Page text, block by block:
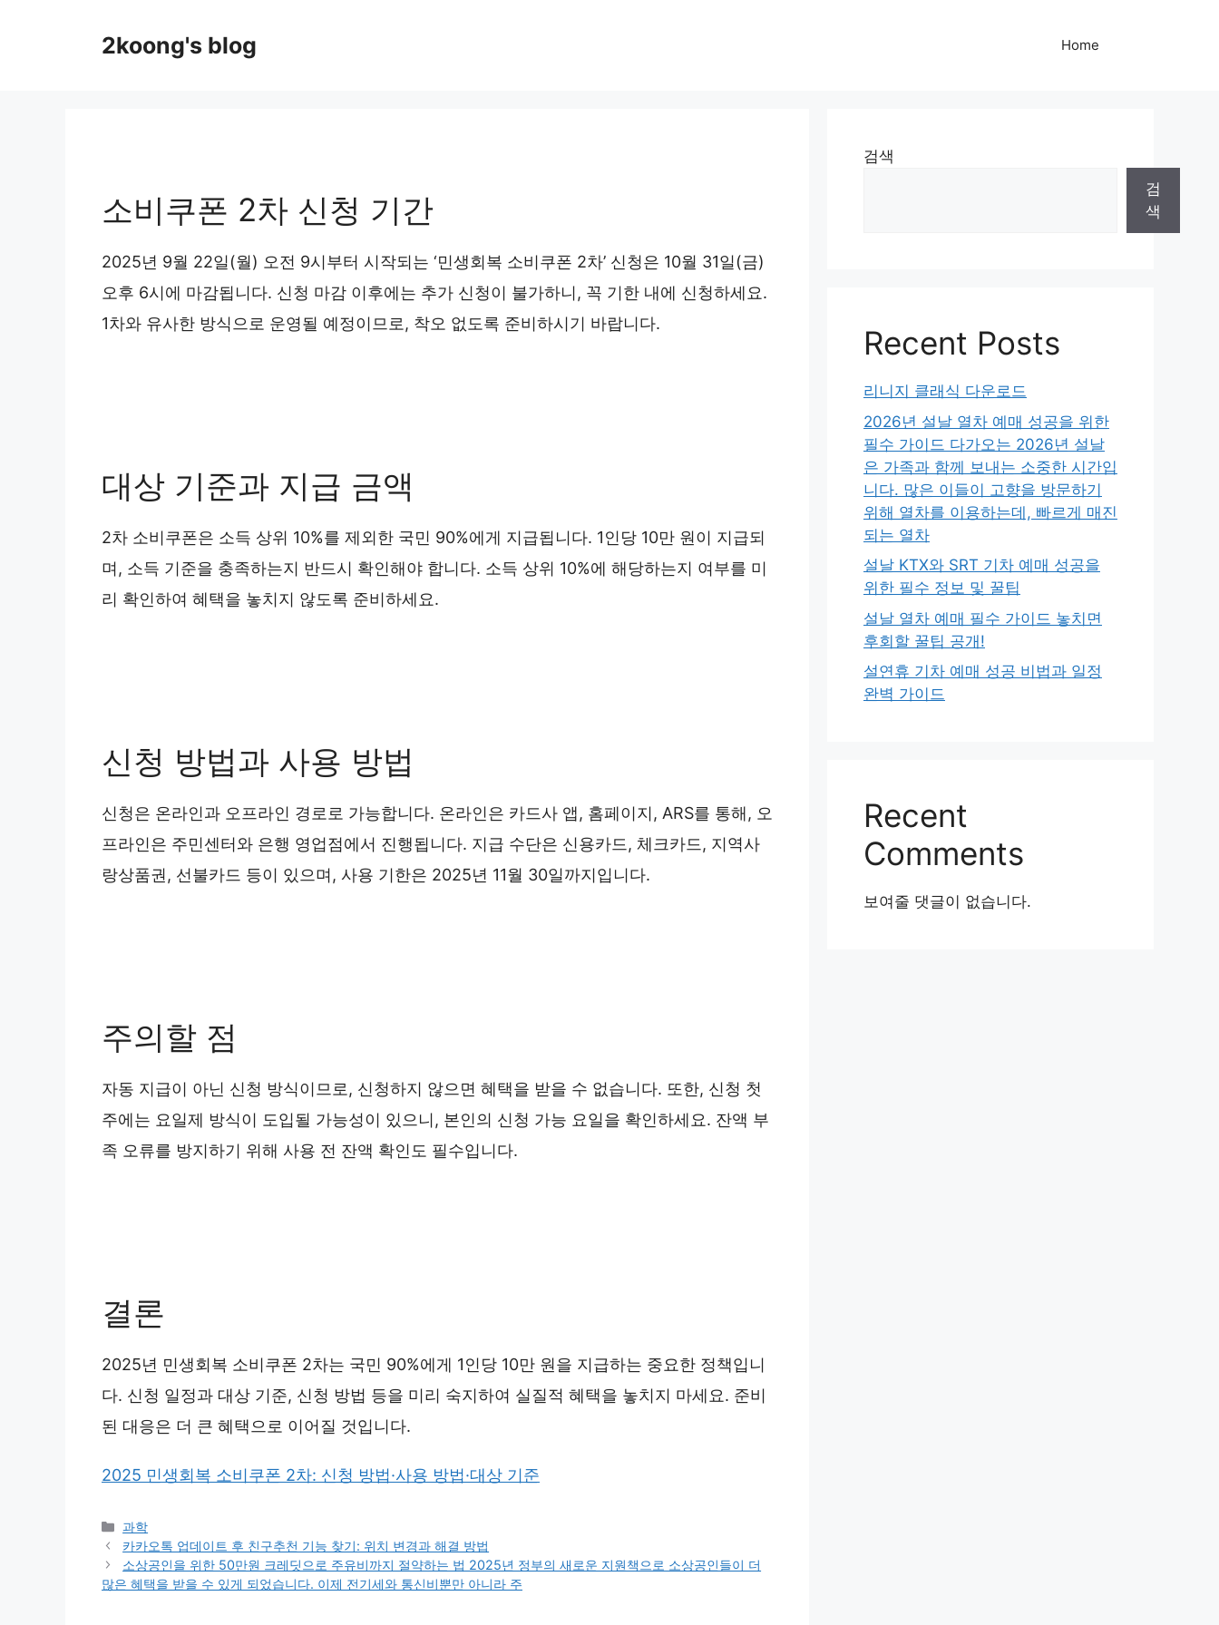
2koong's blog Home
소비쿠폰 2차 신청 기간
2025년 9월 22일(월) 오전 9시부터 시작되는 ‘민생회복 소비쿠폰 2차’ 신청은 10월 31일(금)
오후 6시에 마감됩니다. 신청 마감 이후에는 추가 신청이 불가하니, 꼭 기한 내에 신청하세요.
1차와 유사한 방식으로 운영될 예정이므로, 착오 없도록 준비하시기 바랍니다.
대상 기준과 지급 금액
2차 소비쿠폰은 소득 상위 10%를 제외한 국민 90%에게 지급됩니다. 1인당 10만 원이 지급되
며, 소득 기준을 충족하는지 반드시 확인해야 합니다. 소득 상위 10%에 해당하는지 여부를 미
리 확인하여 혜택을 놓치지 않도록 준비하세요.
신청 방법과 사용 방법
신청은 온라인과 오프라인 경로로 가능합니다. 온라인은 카드사 앱, 홈페이지, ARS를 통해, 오
프라인은 주민센터와 은행 영업점에서 진행됩니다. 지급 수단은 신용카드, 체크카드, 지역사
랑상품권, 선불카드 등이 있으며, 사용 기한은 2025년 11월 30일까지입니다.
주의할 점
자동 지급이 아닌 신청 방식이므로, 신청하지 않으면 혜택을 받을 수 없습니다. 또한, 신청 첫
주에는 요일제 방식이 도입될 가능성이 있으니, 본인의 신청 가능 요일을 확인하세요. 잔액 부
족 오류를 방지하기 위해 사용 전 잔액 확인도 필수입니다.
결론
2025년 민생회복 소비쿠폰 2차는 국민 90%에게 1인당 10만 원을 지급하는 중요한 정책입니
다. 신청 일정과 대상 기준, 신청 방법 등을 미리 숙지하여 실질적 혜택을 놓치지 마세요. 준비
된 대응은 더 큰 혜택으로 이어질 것입니다.
2025 민생회복 소비쿠폰 2차: 신청 방법·사용 방법·대상 기준
Categories
과학
카카오톡 업데이트 후 친구추천 기능 찾기: 위치 변경과 해결 방법
소상공인을 위한 50만원 크레딧으로 주유비까지 절약하는 법 2025년 정부의 새로운 지원책으로 소상공인들이 더
많은 혜택을 받을 수 있게 되었습니다. 이제 전기세와 통신비뿐만 아니라 주
검색
검
색
Recent Posts
리니지 클래식 다운로드
2026년 설날 열차 예매 성공을 위한
필수 가이드 다가오는 2026년 설날
은 가족과 함께 보내는 소중한 시간입
니다. 많은 이들이 고향을 방문하기
위해 열차를 이용하는데, 빠르게 매진
되는 열차
설날 KTX와 SRT 기차 예매 성공을
위한 필수 정보 및 꿀팁
설날 열차 예매 필수 가이드 놓치면
후회할 꿀팁 공개!
설연휴 기차 예매 성공 비법과 일정
완벽 가이드
Recent
Comments
보여줄 댓글이 없습니다.